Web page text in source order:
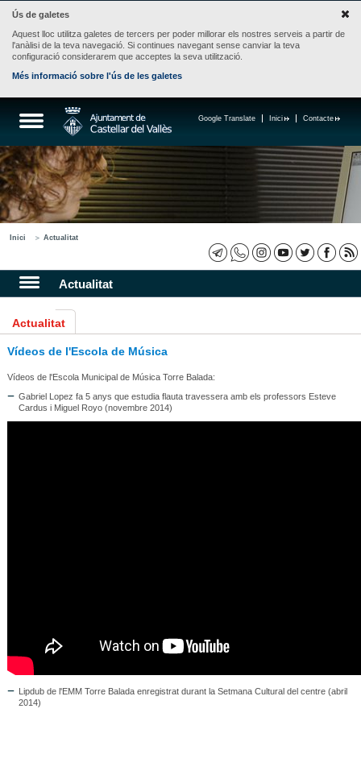
Ús de galetes
Aquest lloc utilitza galetes de tercers per poder millorar els nostres serveis a partir de
l'anàlisi de la teva navegació. Si continues navegant sense canviar la teva
configuració considerarem que acceptes la seva utilització.
Més informació sobre l'ús de les galetes
Contacte
Inici
Google Translate
Inici Actualitat
Actualitat
Actualitat
Vídeos de l'Escola de Música
Vídeos de l'Escola Municipal de Música Torre Balada:
Gabriel Lopez fa 5 anys que estudia flauta travessera amb els professors Esteve
Cardus i Miguel Royo (novembre 2014)
Lipdub de l'EMM Torre Balada enregistrat durant la Setmana Cultural del centre (abril
2014)